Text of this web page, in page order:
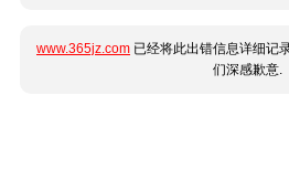
www.365jz.com 已经将此出错信息详细记
们深感歉意.